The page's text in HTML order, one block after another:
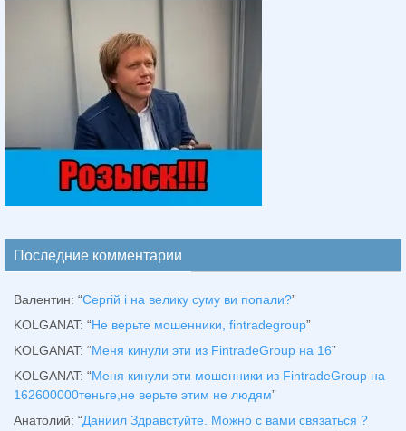
Последние комментарии
Валентин: “Сергій і на велику суму ви попали?”
KOLGANAT: “Не верьте мошенники, fintradegroup”
KOLGANAT: “Меня кинули эти из FintradeGroup на 16”
KOLGANAT: “Меня кинули эти мошенники из FintradeGroup на
162600000теньге,не верьте этим не людям”
Анатолий: “Даниил Здравстуйте. Можно с вами связаться ?